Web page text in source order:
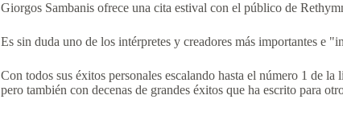
Giorgos Sambanis ofrece una cita estival con el público de
Es sin duda uno de los intérpretes y creadores más importantes e
Con todos sus éxitos personales escalando hasta el número 1 de
pero también con decenas de grandes éxitos que ha escrito para